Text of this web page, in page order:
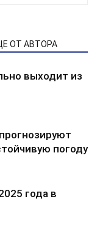
ОТ АВТОРА
выходит из
погоду
года в